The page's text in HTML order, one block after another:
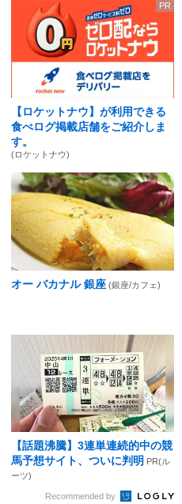
PR
【ロケットナウ】が利用できる
食べログ掲載店舗をご紹介しま
す。
(ロケットナウ)
オー バカナル 銀座 (銀座/カフェ)
【話題沸騰】3連単連続的中の競
馬予想サイト、ついに判明 PR(ル
ーツ)
Recommended by